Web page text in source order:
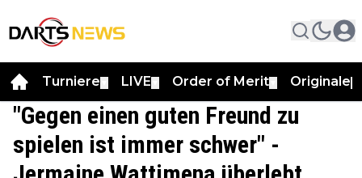
Turniere LIVE Order of Merit Originale
"Gegen einen guten Freund zu
spielen ist immer schwer" -